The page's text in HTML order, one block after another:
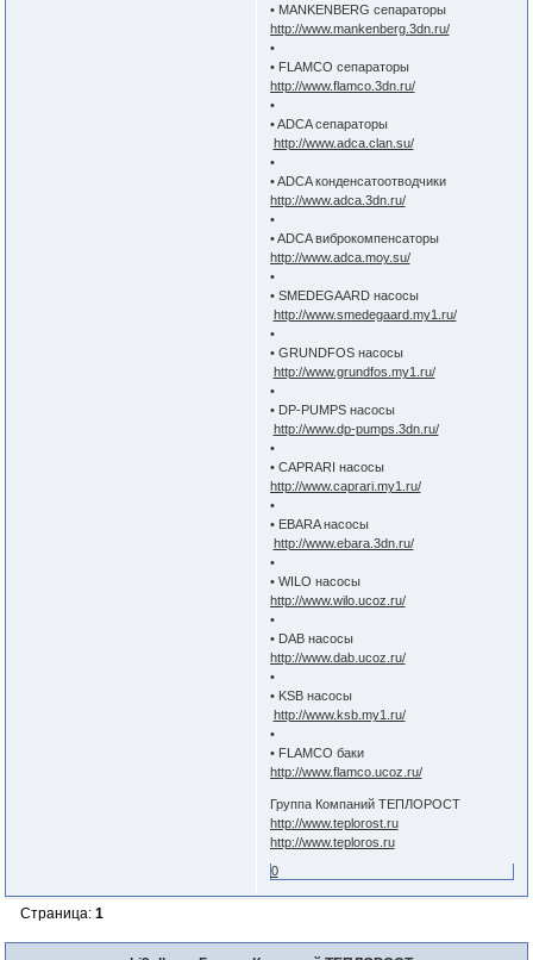
• MANKENBERG сепараторы
http://www.mankenberg.3dn.ru/
•
• FLAMCO сепараторы
http://www.flamco.3dn.ru/
•
• ADCA сепараторы
http://www.adca.clan.su/
•
• ADCA конденсатоотводчики
http://www.adca.3dn.ru/
•
• ADCA виброкомпенсаторы
http://www.adca.moy.su/
•
• SMEDEGAARD насосы
http://www.smedegaard.my1.ru/
•
• GRUNDFOS насосы
http://www.grundfos.my1.ru/
•
• DP-PUMPS насосы
http://www.dp-pumps.3dn.ru/
•
• CAPRARI насосы
http://www.caprari.my1.ru/
•
• EBARA насосы
http://www.ebara.3dn.ru/
•
• WILO насосы
http://www.wilo.ucoz.ru/
•
• DAB насосы
http://www.dab.ucoz.ru/
•
• KSB насосы
http://www.ksb.my1.ru/
•
• FLAMCO баки
http://www.flamco.ucoz.ru/
Группа Компаний ТЕПЛОРОСТ
http://www.teplorost.ru
http://www.teploros.ru
0
Страница: 1